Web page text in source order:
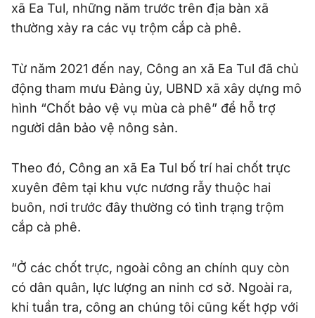
xã Ea Tul, những năm trước trên địa bàn xã
thường xảy ra các vụ trộm cắp cà phê.
Từ năm 2021 đến nay, Công an xã Ea Tul đã chủ
động tham mưu Đảng ủy, UBND xã xây dựng mô
hình “Chốt bảo vệ vụ mùa cà phê” để hỗ trợ
người dân bảo vệ nông sản.
Theo đó, Công an xã Ea Tul bố trí hai chốt trực
xuyên đêm tại khu vực nương rẫy thuộc hai
buôn, nơi trước đây thường có tình trạng trộm
cắp cà phê.
“Ở các chốt trực, ngoài công an chính quy còn
có dân quân, lực lượng an ninh cơ sở. Ngoài ra,
khi tuần tra, công an chúng tôi cũng kết hợp với